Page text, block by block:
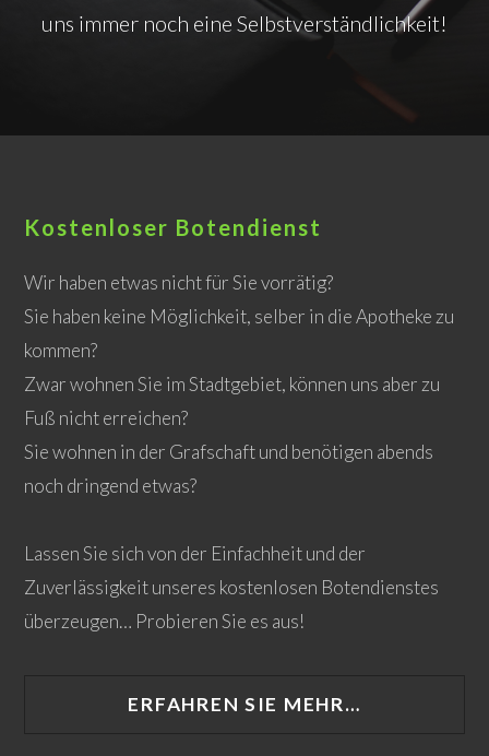
uns immer noch eine Selbstverständlichkeit!
Kostenloser Botendienst
Wir haben etwas nicht für Sie vorrätig?
Sie haben keine Möglichkeit, selber in die Apotheke zu
kommen?
Zwar wohnen Sie im Stadtgebiet, können uns aber zu
Fuß nicht erreichen?
Sie wohnen in der Grafschaft und benötigen abends
noch dringend etwas?
Lassen Sie sich von der Einfachheit und der
Zuverlässigkeit unseres kostenlosen Botendienstes
überzeugen… Probieren Sie es aus!
ERFAHREN SIE MEHR…